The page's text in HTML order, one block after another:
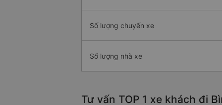
Số lượng chuyến xe
Số lượng nhà xe
Tư vấn TOP 1 xe khách đi